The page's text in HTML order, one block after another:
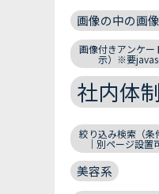
画像の中の画
画像付きアンケー
示）※要
社内体制
絞り込み検索（条
｜別ページ設
美容系